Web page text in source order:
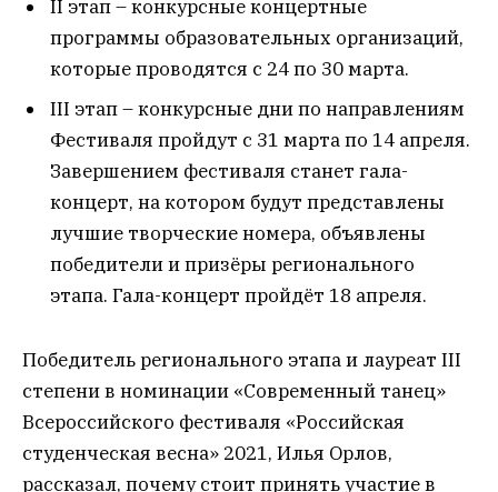
II этап – конкурсные концертные
программы образовательных организаций,
которые проводятся с 24 по 30 марта.
III этап – конкурсные дни по направлениям
Фестиваля пройдут с 31 марта по 14 апреля.
Завершением фестиваля станет гала-
концерт, на котором будут представлены
лучшие творческие номера, объявлены
победители и призёры регионального
этапа. Гала-концерт пройдёт 18 апреля.
Победитель регионального этапа и лауреат III
степени в номинации «Современный танец»
Всероссийского фестиваля «Российская
студенческая весна» 2021, Илья Орлов,
рассказал, почему стоит принять участие в